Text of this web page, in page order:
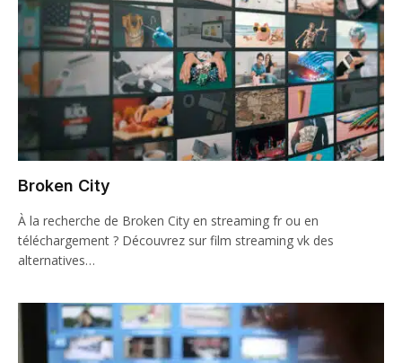
Broken City
À la recherche de Broken City en streaming fr ou en
téléchargement ? Découvrez sur film streaming vk des
alternatives…